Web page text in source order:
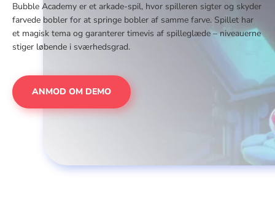
Bubble Academy er et arkade-spil, hvor spilleren sigter og skyder
farvede bobler for at springe bobler af samme farve. Spillet har
et magisk tema og garanterer timevis af spilleglæde – niveauerne
stiger løbende i sværhedsgrad.
ANMOD OM DEMO